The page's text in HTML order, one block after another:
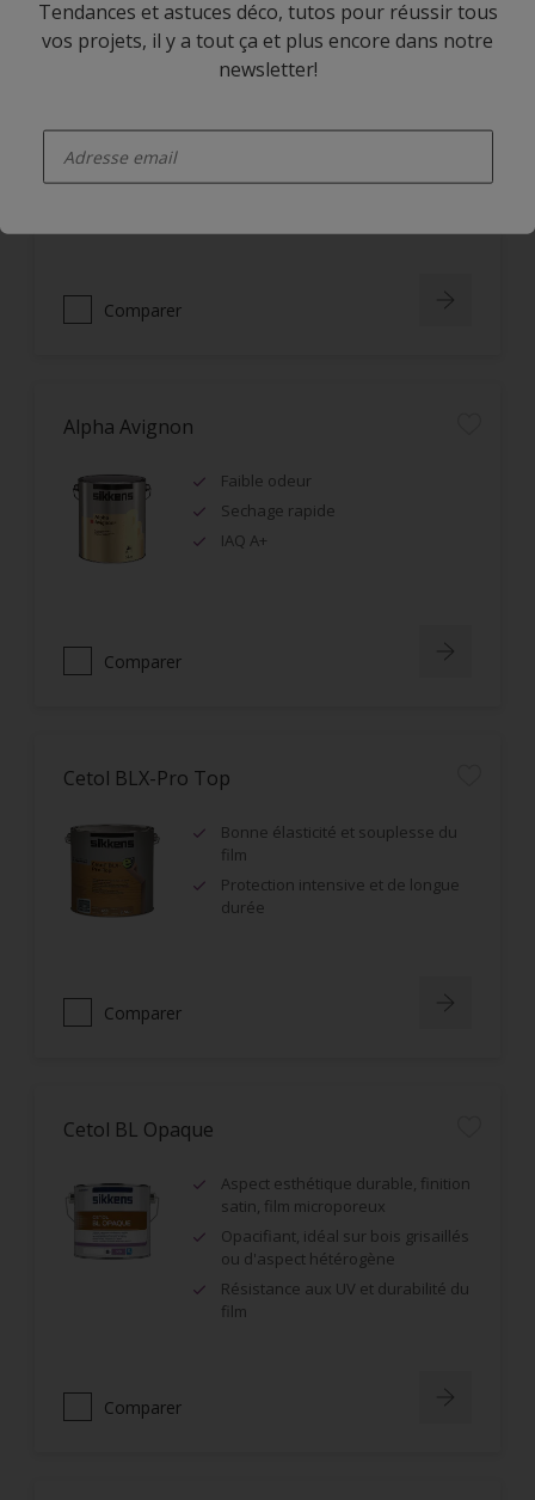
Alpha Rezisto Easy Clean Satin
salissures à la surface du film
à l'effet perlant
Comparer
Alpha Avignon
Faible odeur
Sechage rapide
IAQ A+
Comparer
Cetol BLX-Pro Top
Bonne élasticité et souplesse du
film
Protection intensive et de longue
durée
Comparer
Cetol BL Opaque
Aspect esthétique durable, finition
satin, film microporeux
Opacifiant, idéal sur bois grisaillés
ou d'aspect hétérogène
Résistance aux UV et durabilité du
film
Comparer
Tendances et astuces déco, tutos pour réussir tous
vos projets, il y a tout ça et plus encore dans notre
newsletter!